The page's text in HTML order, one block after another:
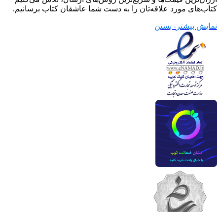
کتاب‌های مورد علاقه‌تان را به دست شما عاشقان کتاب برسانیم.
نمایش بیشتر - بستن